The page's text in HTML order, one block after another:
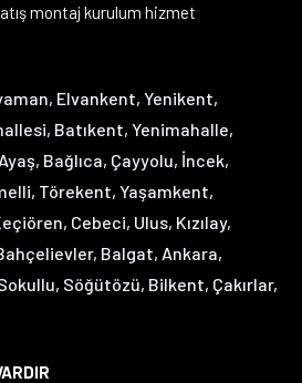
montaj kurulum hizmet
Elvankent, Yenikent,
Batıkent, Yenimahalle,
Bağlıca, Çayyolu, İncek,
Törekent, Yaşamkent,
Cebeci, Ulus, Kızılay,
Balgat, Ankara,
Söğütözü, Bilkent, Çakırlar,